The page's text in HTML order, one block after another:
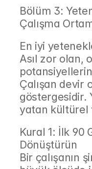
Bölüm 3:
Çalışma
En iyi
Asıl zor olan,
Çalışan devir
göstergesidir.
yatan kültürel
Kural 1: İlk 90
Dönüştürün
Bir çalışanın